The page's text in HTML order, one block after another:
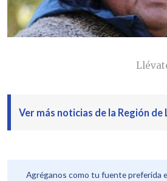
Ver más noticias de la Región de
Agréganos como tu fuente preferida